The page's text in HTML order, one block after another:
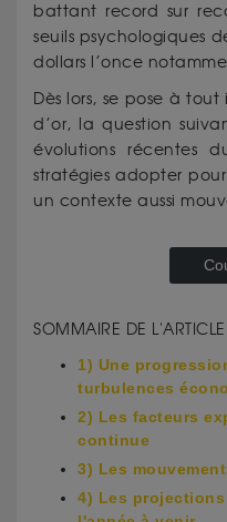
battant record sur
seuils psychologiques
dollars l’once
Dès lors, se pose à
d’or, la question
évolutions récentes
stratégies adopter
un contexte aussi
SOMMAIRE DE
1) Une
turbulences
2) Les facteurs
continue
3) Les
4) Les